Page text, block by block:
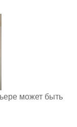
может быть